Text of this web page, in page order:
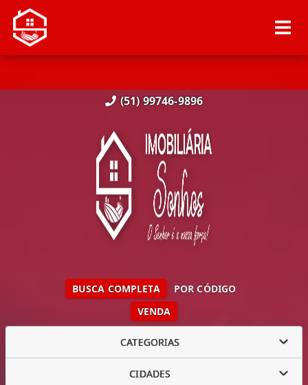
(51) 99746-9896
VENDA
BUSCA COMPLETA POR CÓDIGO
CATEGORIAS
CIDADES